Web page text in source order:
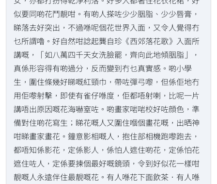
似要同啲花鬥靚咁。有啲人搽咗少少胭脂、少少唇膏，
睇落去好突出，不過喺呢個花世界入面，又令人覺得冇
乜所謂嚕。好自然咁諗起龔自珍《西郊落花歌》入面所
講嘅，「如八萬四千天女洗臉罷，齊向此地傾胭脂」，
真係形容得有啲過分，反而變到冇乜真實感。啲小學
生，圍住條幾好睇嘅紅頸巾，帶咗彈弓嚟，但係佢地冇
用佢嚟射擊，即使有雀仔喺度，佢都唔射喇，比呢一片
講唔出原因嘅花海嚇窒咗。啲畫家啱啱校好咗顔色，準
備對住啲花寫生；睇花嘅人又圍住嗰個畫花嘅，出晒神
咁睇畫家畫花。鐘意影相嘅人，抱住部相機跑嚟跑去，
都唔知係影花，定係影人，係怕人遮住啲花，定係怕花
遮住咗人，定係要揀個最好嘅鏡頭，令到好似花一樣咁
靚嘅人永遠伴住最靚嘅花。有人喺花下面飲茶．有人喺